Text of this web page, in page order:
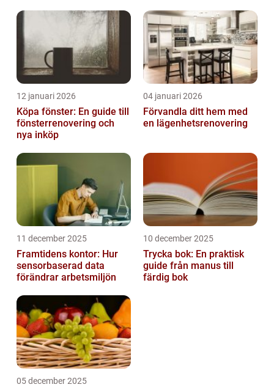
12 januari 2026
Köpa fönster: En guide till
fönsterrenovering och
nya inköp
04 januari 2026
Förvandla ditt hem med
en lägenhetsrenovering
11 december 2025
Framtidens kontor: Hur
sensorbaserad data
förändrar arbetsmiljön
10 december 2025
Trycka bok: En praktisk
guide från manus till
färdig bok
05 december 2025